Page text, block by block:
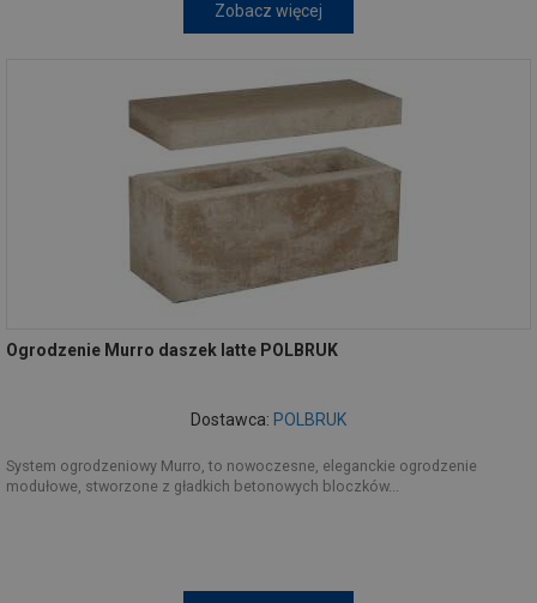
Zobacz więcej
Ogrodzenie Murro daszek latte POLBRUK
Dostawca: POLBRUK
System ogrodzeniowy Murro, to nowoczesne, eleganckie ogrodzenie
modułowe, stworzone z gładkich betonowych bloczków...